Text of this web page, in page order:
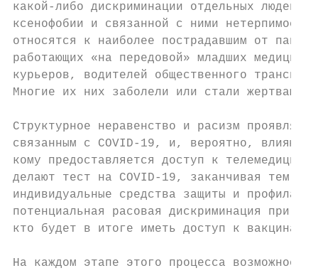
какой-либо дискриминации отдельных людей
ксенофобии и связанной с ними
относятся к наиболее пострадавшим от
работающих «на передовой» младших
курьеров, водителей общественного
Многие их них заболели или стали жертвами
Структурное неравенство и расизм
связанным с COVID-19, и, вероятно, влияют
кому предоставляется доступ к
делают тест на COVID-19, заканчивая тем,
индивидуальные средства защиты и
потенциальная расовая дискриминация при
кто будет в итоге иметь доступ к
На каждом этапе этого процесса